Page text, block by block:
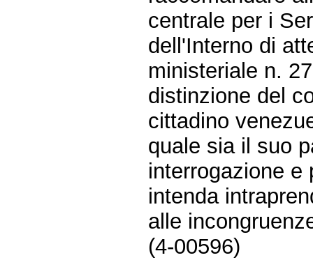
centrale per i
dell'Interno di
ministeriale n.
distinzione del
cittadino
quale sia il suo
interrogazione e
intenda
alle
(4-00596)